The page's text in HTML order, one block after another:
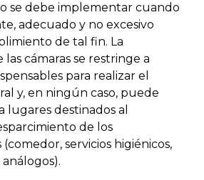
se debe implementar cuando
adecuado y no excesivo
de tal fin. La
cámaras se restringe a
para realizar el
y, en ningún caso, puede
lugares destinados al
de los
servicios higiénicos,